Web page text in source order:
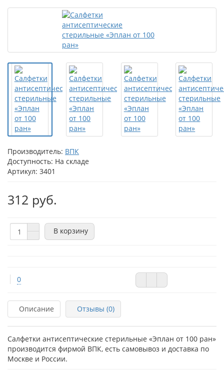
Производитель: ВПК
Доступность: На складе
Артикул: 3401
312 руб.
В корзину
0
Описание Отзывы (0)
Салфетки антисептические стерильные «Эплан от 100 ран»
производится фирмой ВПК, есть самовывоз и доставка по
Москве и России.